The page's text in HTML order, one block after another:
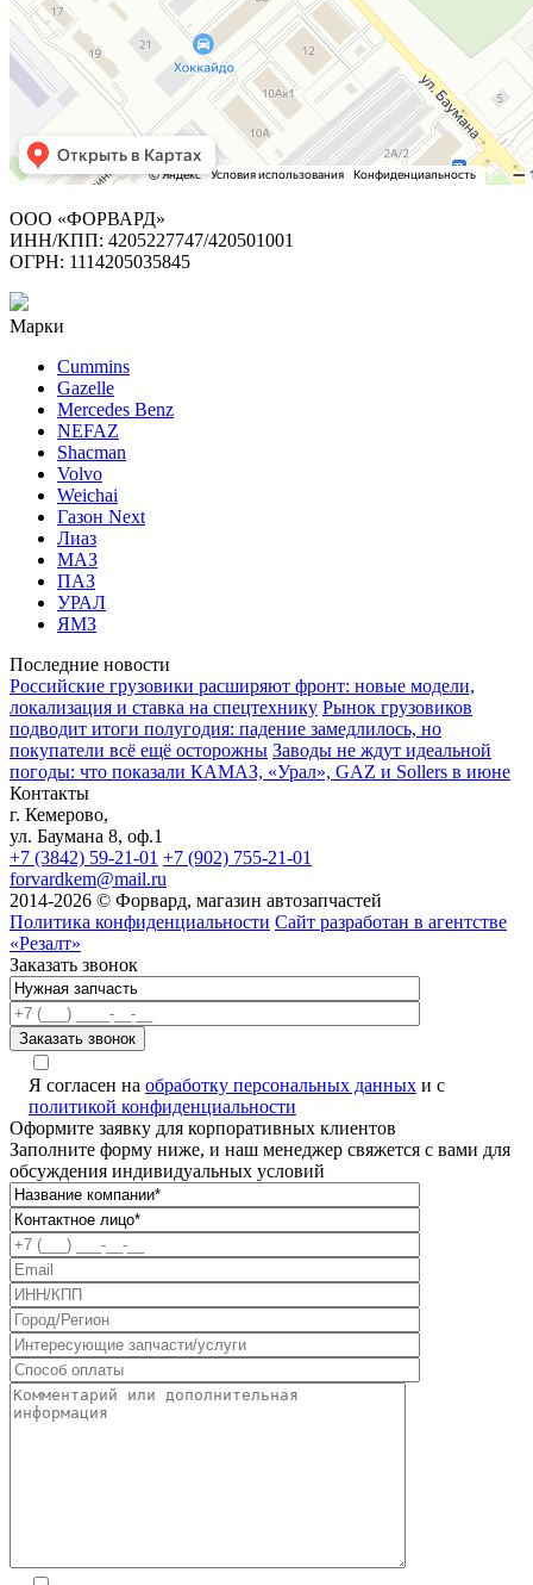
ООО «ФОРВАРД»
ИНН/КПП: 4205227747/420501001
ОГРН: 1114205035845
Марки
Cummins
Gazelle
Mercedes Benz
NEFAZ
Shacman
Volvo
Weichai
Газон Next
Лиаз
МАЗ
ПАЗ
УРАЛ
ЯМЗ
Последние новости
Российские грузовики расширяют фронт: новые модели,
локализация и ставка на спецтехнику Рынок грузовиков
подводит итоги полугодия: падение замедлилось, но
покупатели всё ещё осторожны Заводы не ждут идеальной
погоды: что показали КАМАЗ, «Урал», GAZ и Sollers в июне
Контакты
г. Кемерово,
ул. Баумана 8, оф.1
+7 (3842) 59-21-01 +7 (902) 755-21-01
forvardkem@mail.ru
2014-2026 © Форвард, магазин автозапчастей
Политика конфиденциальности Сайт разработан в агентстве
«Резалт»
Заказать звонок
Я согласен на обработку персональных данных и с
политикой конфиденциальности
Оформите заявку для корпоративных клиентов
Заполните форму ниже, и наш менеджер свяжется с вами для
обсуждения индивидуальных условий